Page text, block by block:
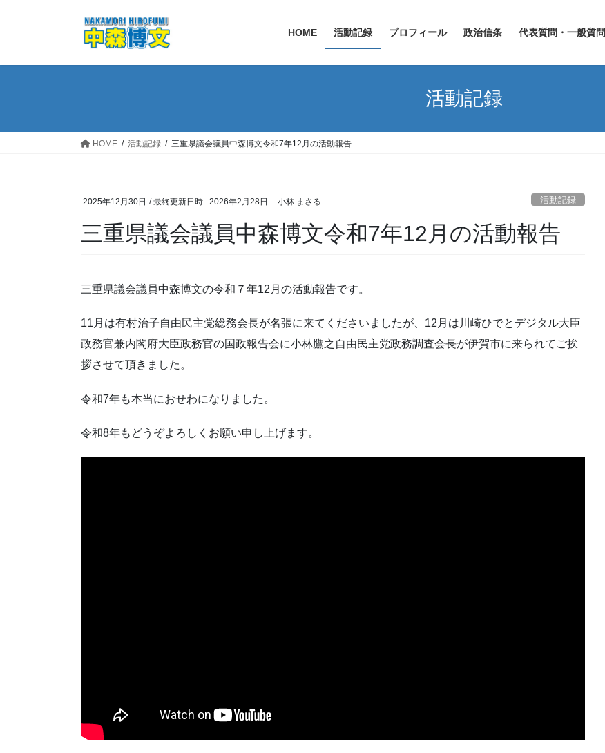
HOME 活動記録 プロフィール 政治信条 代表質問・一般質問
活動記録
HOME 活動記録 三重県議会議員中森博文令和7年12月の活動報告
2025年12月30日 / 最終更新日時 : 2026年2月28日 小林 まさる 活動記録
三重県議会議員中森博文令和7年12月の活動報告
三重県議会議員中森博文の令和７年12月の活動報告です。
11月は有村治子自由民主党総務会長が名張に来てくださいましたが、12月は川崎ひでとデジタル大臣
政務官兼内閣府大臣政務官の国政報告会に小林鷹之自由民主党政務調査会長が伊賀市に来られてご挨
拶させて頂きました。
令和7年も本当におせわになりました。
令和8年もどうぞよろしくお願い申し上げます。